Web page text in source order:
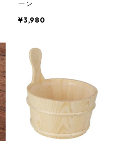
ーン
¥3,980